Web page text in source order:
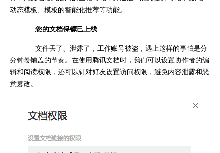
动态模板、模板的智能化推荐等功能。
您的文档保镖已上线
文件丢了、泄露了，工作账号被盗，遇上这样的事怕是分
分钟卷铺盖的节奏。在使用腾讯文档时，我们可以设置协作者的编
辑和阅读权限，还可以针对好友设置访问权限，避免内容泄露和恶
意篡改。